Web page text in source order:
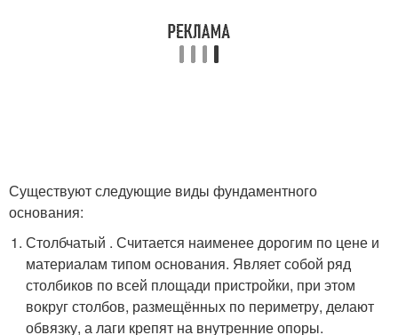
Существуют следующие виды фундаментного
основания:
Столбчатый . Считается наименее дорогим по цене и
материалам типом основания. Являет собой ряд
столбиков по всей площади пристройки, при этом
вокруг столбов, размещённых по периметру, делают
обвязку, а лаги крепят на внутренние опоры.